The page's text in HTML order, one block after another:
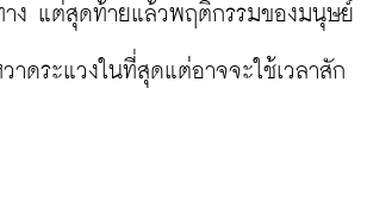
าง แต่สุดท้ายแล้วพฤติกรรมของมนุษย์
าดระแวงในที่สุดแต่อาจจะใช้เวลาสัก